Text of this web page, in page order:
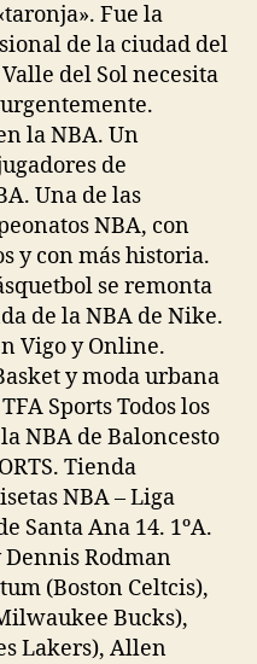
Fue la
de la ciudad del
del Sol necesita
la NBA. Un
de
Una de las
NBA, con
y con más historia.
se remonta
de la NBA de Nike.
Vigo y Online.
y moda urbana
Sports Todos los
NBA de Baloncesto
Tienda
NBA – Liga
Santa Ana 14. 1ºA.
Rodman
(Boston Celtcis),
Bucks),
Lakers), Allen